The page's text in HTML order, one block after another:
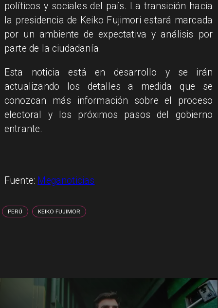
políticos y sociales del país. La transición hacia
la presidencia de Keiko Fujimori estará marcada
por un ambiente de expectativa y análisis por
parte de la ciudadanía.
Esta noticia está en desarrollo y se irán
actualizando los detalles a medida que se
conozcan más información sobre el proceso
electoral y los próximos pasos del gobierno
entrante.
Fuente: Meganoticias
PERÚ KEIKO FUJIMOR